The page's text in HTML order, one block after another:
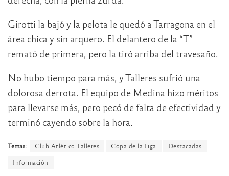
Girotti la bajó y la pelota le quedó a Tarragona en el
área chica y sin arquero. El delantero de la “T”
remató de primera, pero la tiró arriba del travesaño.
No hubo tiempo para más, y Talleres sufrió una
dolorosa derrota. El equipo de Medina hizo méritos
para llevarse más, pero pecó de falta de efectividad y
terminó cayendo sobre la hora.
Temas: Club Atlético Talleres Copa de la Liga
Destacadas
Información